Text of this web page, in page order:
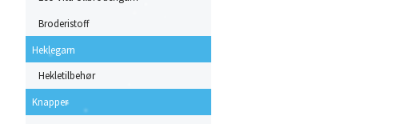
Broderistoff
Heklegarn
Hekletilbehør
Knapper